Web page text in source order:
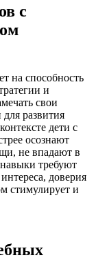
с
на способность
и
свои
развития
дети с
осознают
не впадают в
требуют
доверия
стимулирует и